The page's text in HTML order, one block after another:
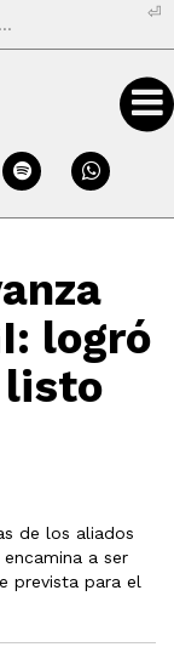
⏎
logró
listo
de los aliados
encamina a ser
prevista para el